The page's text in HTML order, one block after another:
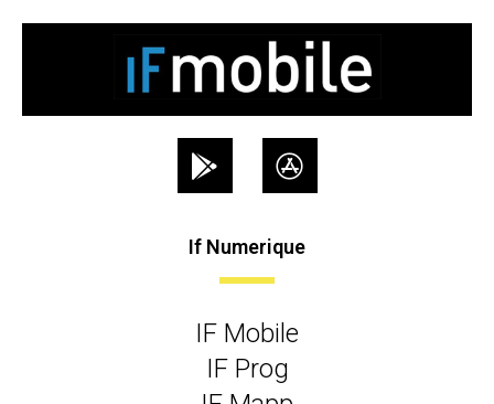
If Numerique
IF Mobile
IF Prog